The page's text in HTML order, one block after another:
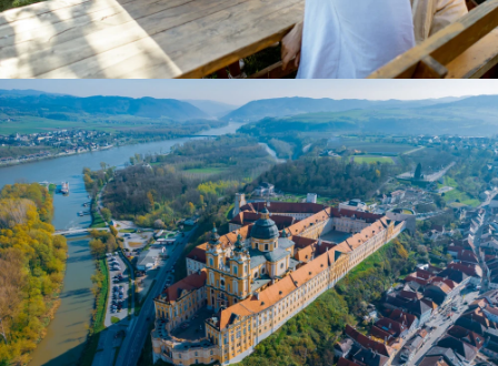
"Der beste Wein ist der, den man mit anderen teilt."